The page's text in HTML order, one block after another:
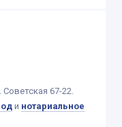
67-22.
и нотариальное